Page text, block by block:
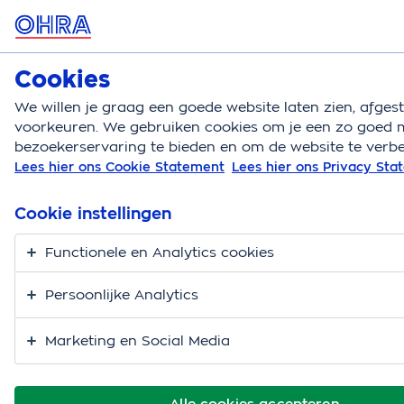
MENU
Autoverzekering
Autoverzekering Autoschade voorkomen Auto
Auto rubbers insmeren
Cookies
We willen je graag een goede website laten zien,
voorkeuren. We gebruiken cookies om je een zo goed
bezoekerservaring te bieden en om de website te
Lees hier ons Cookie Statement Lees hier ons Privacy
Cookie instellingen
Functionele en Analytics cookies
Persoonlijke Analytics
Marketing en Social Media